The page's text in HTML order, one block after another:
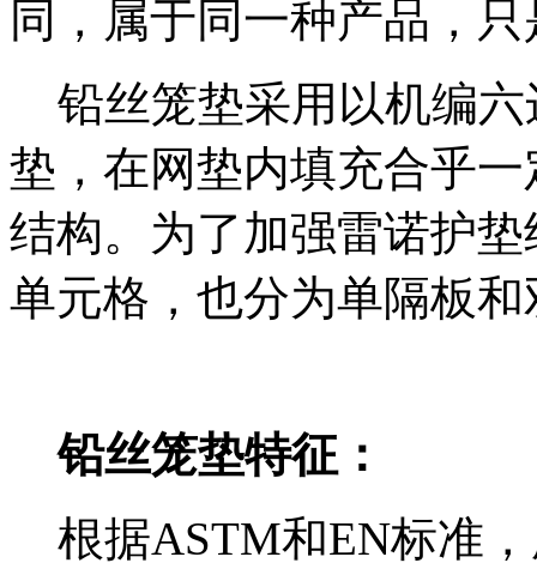
同，属于同一种产品，
铅丝笼垫采用以机编六
垫，在网垫内填充合乎
结构。为了加强雷诺护
单元格，也分为单隔板
铅丝笼垫特征：
根据ASTM和EN标准